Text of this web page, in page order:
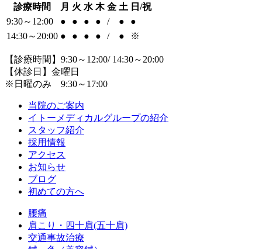
診療時間
月 火 水 木 金 土 日/祝
9:30～12:00
● ● ● ● / ●
●
14:30～20:00 ● ● ● ● / ● ※
【診療時間】9:30～12:00/ 14:30～20:00
【休診日】金曜日
※日曜のみ 9:30～17:00
当院のご案内
イトーメディカルグループの紹介
スタッフ紹介
採用情報
アクセス
お知らせ
ブログ
初めての方へ
腰痛
肩こり・四十肩(五十肩)
交通事故治療